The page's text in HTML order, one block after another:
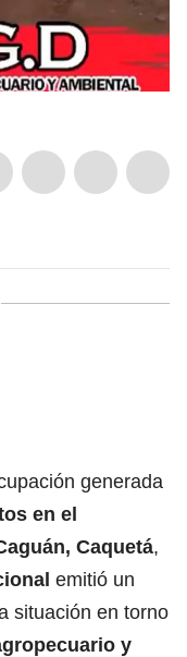
generada
en el
Caquetá,
emitió un
situación en torno
y